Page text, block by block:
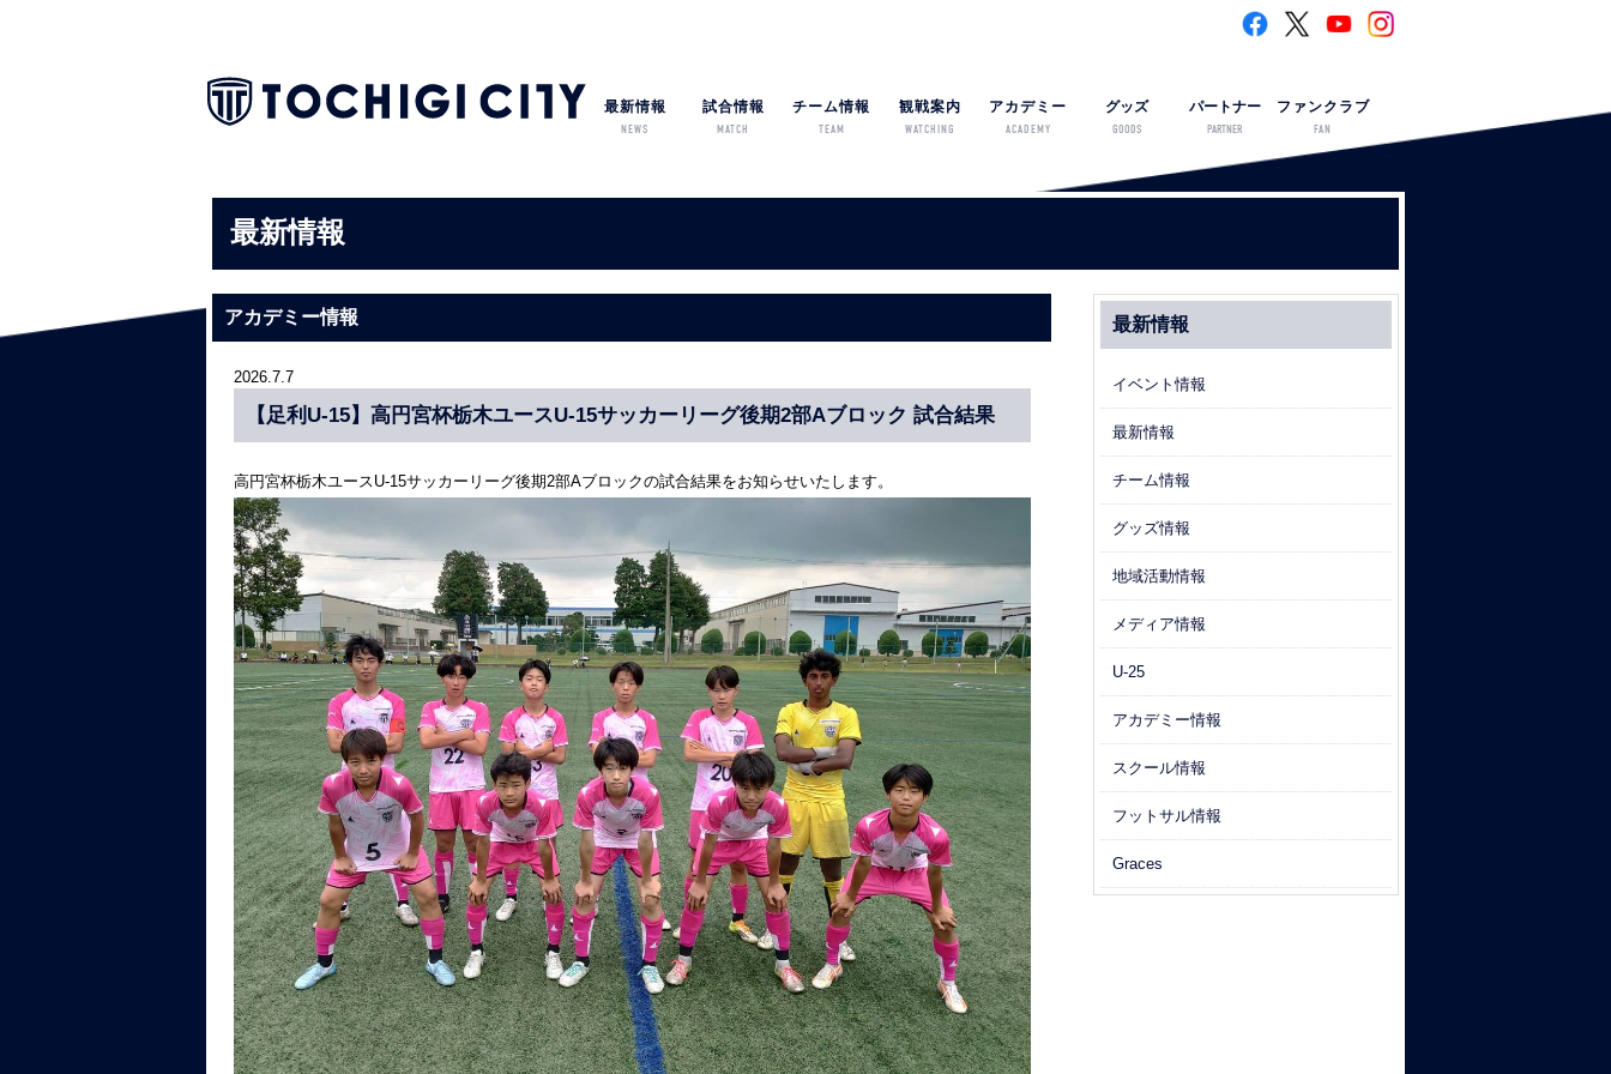
最新情報
NEWS
試合情報
MATCH
チーム情報
TEAM
観戦案内
WATCHING
アカデミー
ACADEMY
グッズ
GOODS
パートナー
PARTNER
ファンクラブ
FAN
最新情報
アカデミー情報
2026.7.7
【足利U-15】高円宮杯栃木ユースU-15サッカーリーグ後期2部Aブロック 試合結果
高円宮杯栃木ユースU-15サッカーリーグ後期2部Aブロックの試合結果をお知らせいたします。
最新情報
イベント情報
最新情報
チーム情報
グッズ情報
地域活動情報
メディア情報
U-25
アカデミー情報
スクール情報
フットサル情報
Graces